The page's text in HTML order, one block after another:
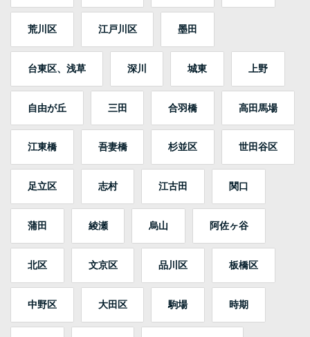
荒川区 江戸川区 墨田
台東区、浅草 深川 城東 上野
自由が丘 三田 合羽橋 高田馬場
江東橋 吾妻橋 杉並区 世田谷区
足立区 志村 江古田 関口
蒲田 綾瀬 烏山 阿佐ヶ谷
北区 文京区 品川区 板橋区
中野区 大田区 駒場 時期